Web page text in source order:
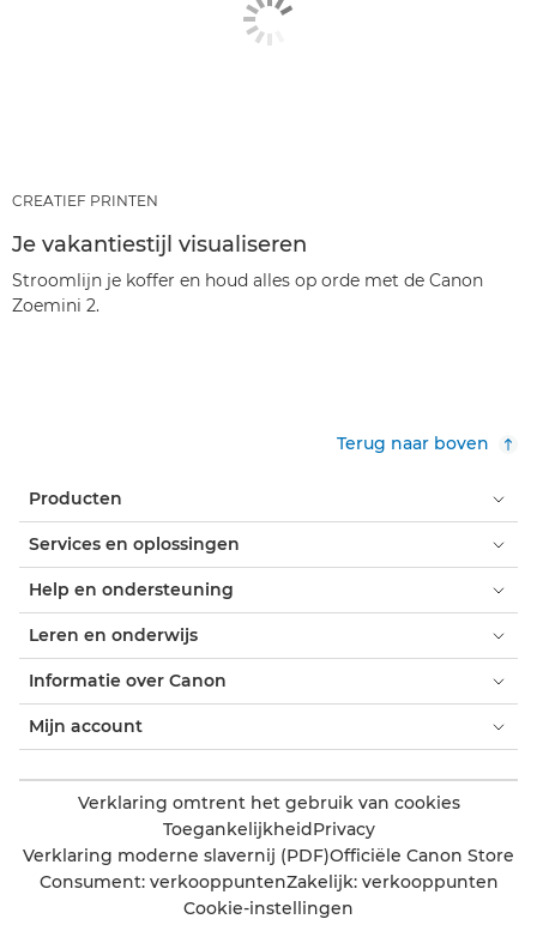
CREATIEF PRINTEN
Je vakantiestijl visualiseren
Stroomlijn je koffer en houd alles op orde met de Canon
Zoemini 2.
Terug naar boven
Producten
Services en oplossingen
Help en ondersteuning
Leren en onderwijs
Informatie over Canon
Mijn account
Verklaring omtrent het gebruik van cookies
ToegankelijkheidPrivacy
Verklaring moderne slavernij (PDF)Officiële Canon Store
Consument: verkooppuntenZakelijk: verkooppunten
Cookie-instellingen